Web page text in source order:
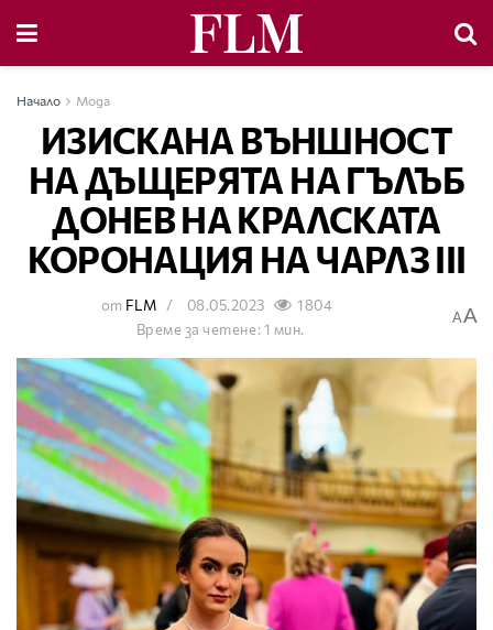
Начало Мода
ИЗИСКАНА ВЪНШНОСТ
НА ДЪЩЕРЯТА НА ГЪЛЪБ
ДОНЕВ НА КРАЛСКАТА
КОРОНАЦИЯ НА ЧАРЛЗ ІІІ
от FLM 08.05.2023
1804
Време за четене: 1 мин.
AA